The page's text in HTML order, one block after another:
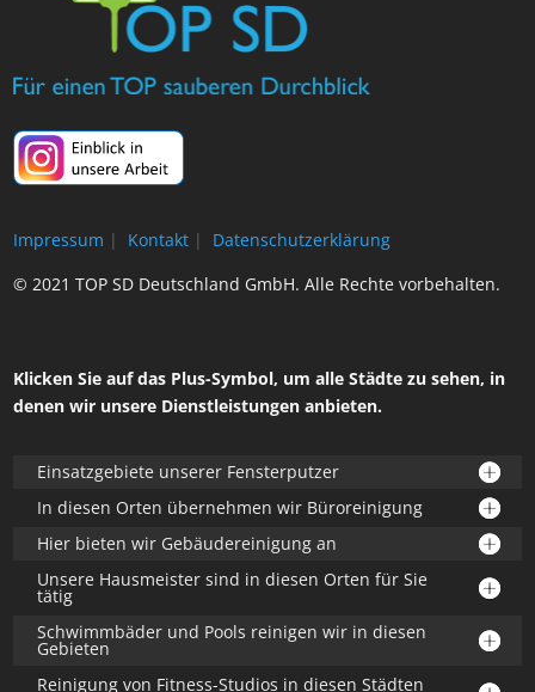
Impressum | Kontakt |
Datenschutzerklärung
© 2021 TOP SD Deutschland GmbH. Alle Rechte vorbehalten.
Klicken Sie auf das Plus-Symbol, um alle Städte zu sehen, in
denen wir unsere Dienstleistungen anbieten.
Einsatzgebiete unserer Fensterputzer
In diesen Orten übernehmen wir Büroreinigung
Hier bieten wir Gebäudereinigung an
Unsere Hausmeister sind in diesen Orten für Sie
tätig
Schwimmbäder und Pools reinigen wir in diesen
Gebieten
Reinigung von Fitness-Studios in diesen Städten